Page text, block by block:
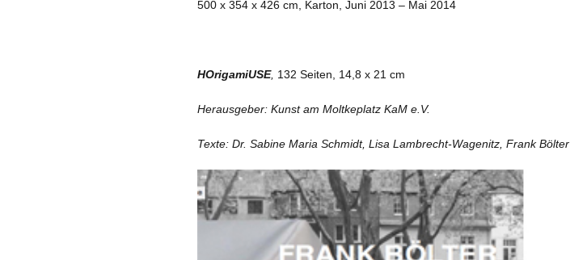
500 x 354 x 426 cm, Karton, Juni 2013 – Mai 2014
HOrigamiUSE, 132 Seiten, 14,8 x 21 cm
Herausgeber: Kunst am Moltkeplatz KaM e.V.
Texte: Dr. Sabine Maria Schmidt, Lisa Lambrecht-Wagenitz, Frank Bölter